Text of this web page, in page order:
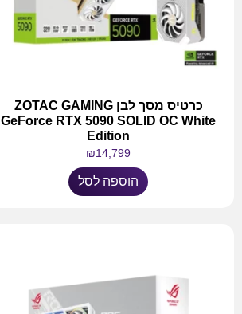
כרטיס מסך לבן ZOTAC GAMING
GeForce RTX 5090 SOLID OC White
Edition
₪14,799
הוספה לסל